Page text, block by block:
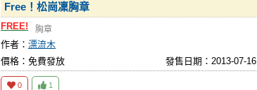
Free！松崗凜胸章
FREE! 胸章
作者： 漂流木
價格：免費發放
發售日期：2013-07-16
0 1